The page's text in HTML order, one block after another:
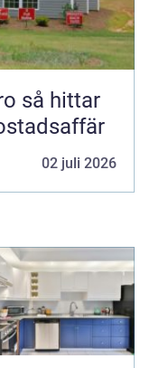
02 juli 2026